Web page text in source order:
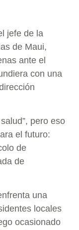
jefe de la
de Maui,
ante el
con una
pero eso
el futuro:
de
de
una
locales
ocasionado